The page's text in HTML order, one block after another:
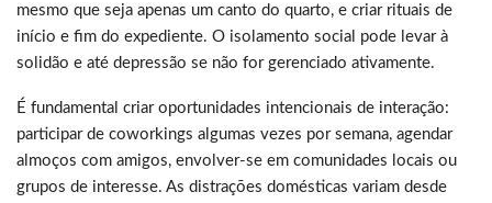
mesmo que seja apenas um canto do quarto, e criar rituais de
início e fim do expediente. O isolamento social pode levar à
solidão e até depressão se não for gerenciado ativamente.
É fundamental criar oportunidades intencionais de interação:
participar de coworkings algumas vezes por semana, agendar
almoços com amigos, envolver-se em comunidades locais ou
grupos de interesse. As distrações domésticas variam desde